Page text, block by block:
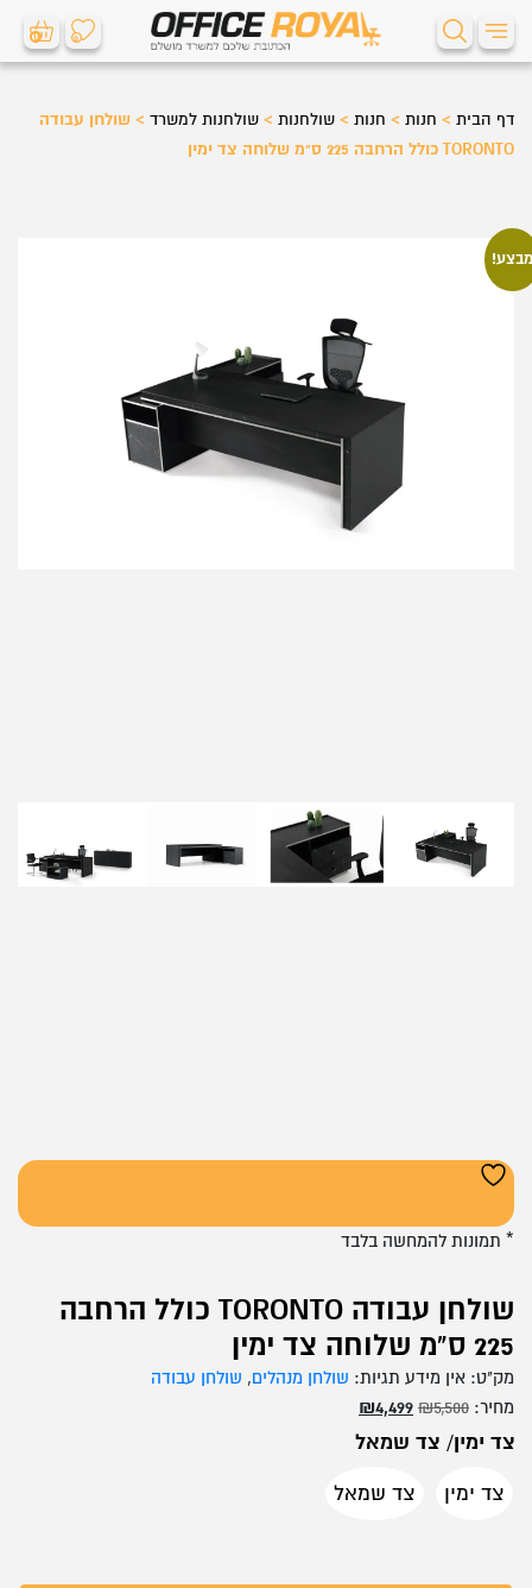
0 0
דף הבית > חנות > חנות > שולחנות > שולחנות למשרד > שולחן עבודה
TORONTO כולל הרחבה 225 ס"מ שלוחה צד ימין
שולחן עבודה TORONTO כולל הרחבה
225 ס"מ שלוחה צד ימין
מחיר: ₪5,500
המחיר
המקורי
₪5,500.
₪4,499
הנוכחי
₪4,499.
צד ימין/ צד שמאל
צד ימין
צד ימין צד שמאל
צד שמאל
מק"ט: אין מידע תגיות: שולחן מנהלים, שולחן עבודה
* תמונות להמחשה בלבד